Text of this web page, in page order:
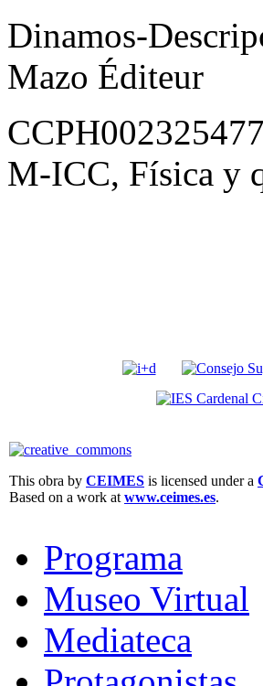
Dinamos-
Mazo Éditeur
M-ICC, Física y
This obra by CEIMES is licensed under a
Based on a work at www.ceimes.es.
Programa
Museo Virtual
Mediateca